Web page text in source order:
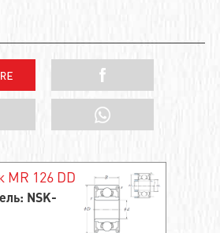
126 DD
NSK-